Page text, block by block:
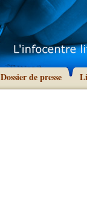
Dossier de presse